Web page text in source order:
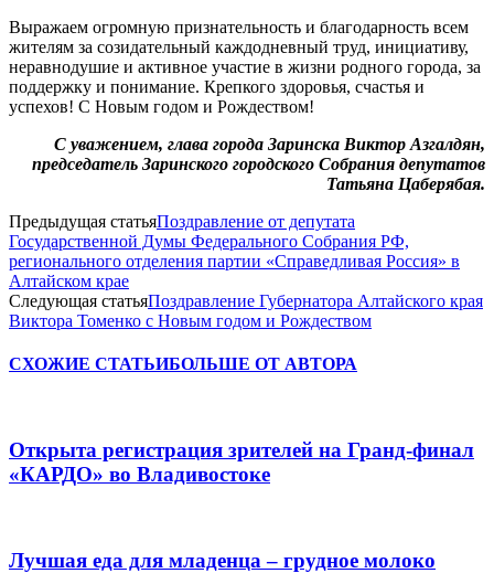
Выражаем огромную признательность и благодарность всем
жителям за созидательный каждодневный труд, инициативу,
неравнодушие и активное участие в жизни родного города, за
поддержку и понимание. Крепкого здоровья, счастья и
успехов! С Новым годом и Рождеством!
С уважением, глава города Заринска Виктор Азгалдян,
председатель Заринского городского Собрания депутатов
Татьяна Цаберябая.
Предыдущая статьяПоздравление от депутата
Государственной Думы Федерального Собрания РФ,
регионального отделения партии «Справедливая Россия» в
Алтайском крае
Следующая статьяПоздравление Губернатора Алтайского края
Виктора Томенко с Новым годом и Рождеством
СХОЖИЕ СТАТЬИБОЛЬШЕ ОТ АВТОРА
Открыта регистрация зрителей на Гранд-финал
«КАРДО» во Владивостоке
Лучшая еда для младенца – грудное молоко